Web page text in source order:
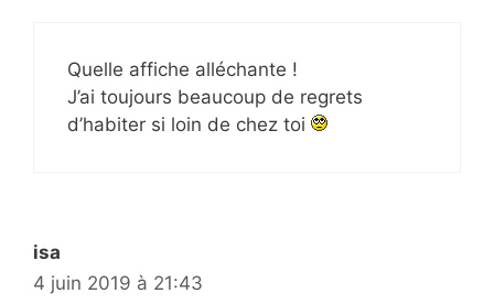
Quelle affiche alléchante !
J’ai toujours beaucoup de regrets
d’habiter si loin de chez toi
isa
4 juin 2019 à 21:43